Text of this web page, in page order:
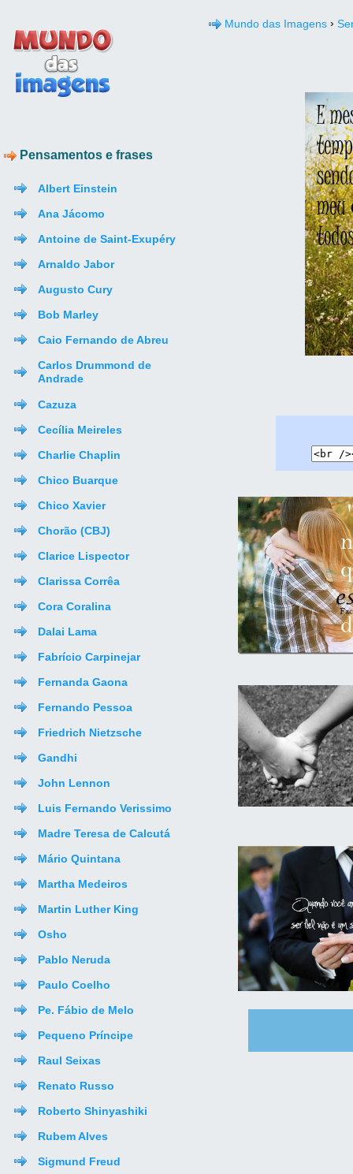
Pensamentos e frases
Albert Einstein
Ana Jácomo
Antoine de Saint-Exupéry
Arnaldo Jabor
Augusto Cury
Bob Marley
Caio Fernando de Abreu
Carlos Drummond de
Andrade
Cazuza
Cecília Meireles
Charlie Chaplin
Chico Buarque
Chico Xavier
Chorão (CBJ)
Clarice Lispector
Clarissa Corrêa
Cora Coralina
Dalai Lama
Fabrício Carpinejar
Fernanda Gaona
Fernando Pessoa
Friedrich Nietzsche
Gandhi
John Lennon
Luis Fernando Verissimo
Madre Teresa de Calcutá
Mário Quintana
Martha Medeiros
Martin Luther King
Osho
Pablo Neruda
Paulo Coelho
Pe. Fábio de Melo
Pequeno Príncipe
Raul Seixas
Renato Russo
Roberto Shinyashiki
Rubem Alves
Sigmund Freud
Mundo das Imagens ›